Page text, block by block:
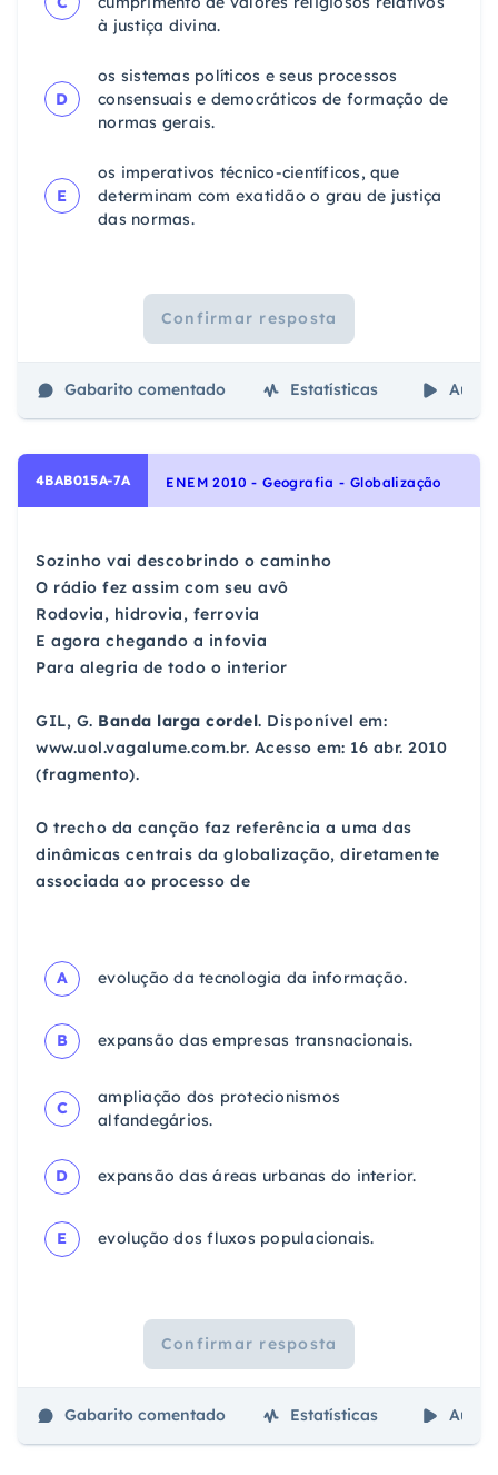
à justiça divina.
D
os sistemas políticos e seus processos
consensuais e democráticos de formação de
normas gerais.
E
os imperativos técnico-científicos, que
determinam com exatidão o grau de justiça
das normas.
Confirmar resposta
Gabarito comentado Estatísticas Aulas
4BAB015A-7A ENEM 2010 - Geografia - Globalização
Sozinho vai descobrindo o caminho
O rádio fez assim com seu avô
Rodovia, hidrovia, ferrovia
E agora chegando a infovia
Para alegria de todo o interior
GIL, G. Banda larga cordel. Disponível em:
www.uol.vagalume.com.br. Acesso em: 16 abr. 2010
(fragmento).
O trecho da canção faz referência a uma das
dinâmicas centrais da globalização, diretamente
associada ao processo de
A evolução da tecnologia da informação.
B expansão das empresas transnacionais.
C
ampliação dos protecionismos
alfandegários.
D expansão das áreas urbanas do interior.
E evolução dos fluxos populacionais.
Confirmar resposta
Gabarito comentado Estatísticas Aulas